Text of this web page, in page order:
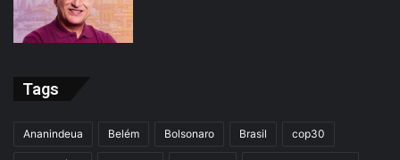
Tags
Ananindeua Belém Bolsonaro Brasil cop30